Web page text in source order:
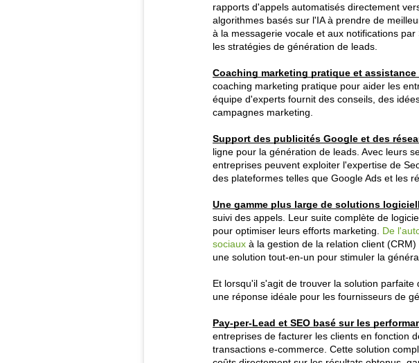
rapports d'appels automatisés directement
algorithmes basés sur l'IA à prendre de
à la messagerie vocale et aux notifications par
les stratégies de génération de leads.
Coaching marketing pratique et assistance
coaching marketing pratique pour aider les
équipe d'experts fournit des conseils, des
campagnes marketing.
Support des publicités Google et des
ligne pour la génération de leads. Avec leurs
entreprises peuvent exploiter l'expertise de
des plateformes telles que Google Ads et les
Une gamme plus large de solutions
suivi des appels. Leur suite complète de
pour optimiser leurs efforts marketing. De
sociauxà la gestion de la relation client (CRM)
une solution tout-en-un pour stimuler la
Et lorsqu'il s'agit de trouver la solution
une réponse idéale pour les fournisseurs de
Pay-per-Lead et SEO basé sur les
entreprises de facturer les clients en fonction
transactions e-commerce. Cette solution